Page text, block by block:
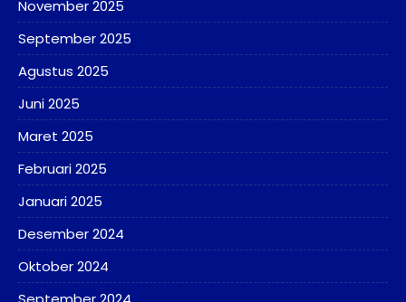
November 2025
September 2025
Agustus 2025
Juni 2025
Maret 2025
Februari 2025
Januari 2025
Desember 2024
Oktober 2024